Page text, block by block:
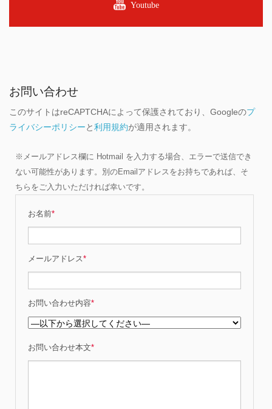
Youtube
お問い合わせ
このサイトはreCAPTCHAによって保護されており、Googleのプ
ライバシーポリシーと利用規約が適用されます。
※メールアドレス欄に Hotmail を入力する場合、エラーで送信でき
ない可能性があります。別のEmailアドレスをお持ちであれば、そ
ちらをご入力いただければ幸いです。
お名前*
メールアドレス*
お問い合わせ内容*
お問い合わせ本文*